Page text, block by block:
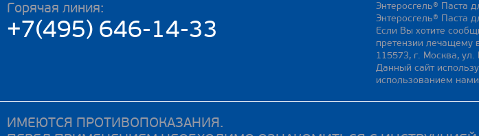
Горячая линия:
+7(495) 646-14-33
Энтеросгель® Паста
Энтеросгель® Паста
Если Вы хотите
претензии лечащему
115573, г. Москва,
Данный сайт
использованием
ИМЕЮТСЯ ПРОТИВОПОКАЗАНИЯ.